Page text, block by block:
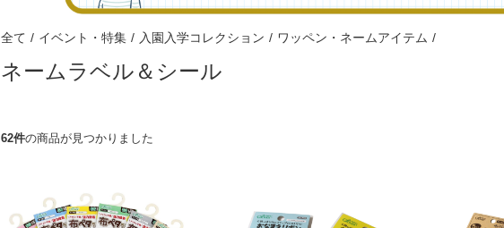
全て / イベント・特集 / 入園入学コレクション / ワッペン・ネームアイテム /
ネームラベル＆シール
62件の商品が見つかりました